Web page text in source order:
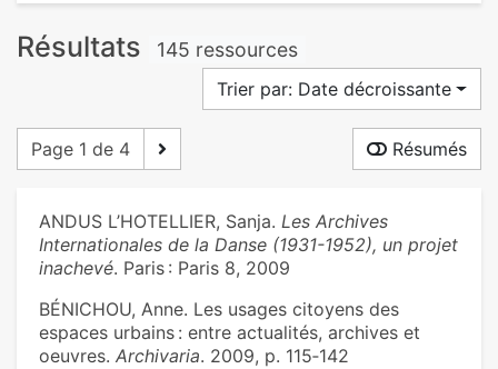
Résultats 145 ressources
Trier par: Date décroissante
Page 1 de 4 Résumés
ANDUS L’HOTELLIER, Sanja. Les Archives
Internationales de la Danse (1931-1952), un projet
inachevé. Paris : Paris 8, 2009
BÉNICHOU, Anne. Les usages citoyens des
espaces urbains : entre actualités, archives et
oeuvres. Archivaria. 2009, p. 115‑142